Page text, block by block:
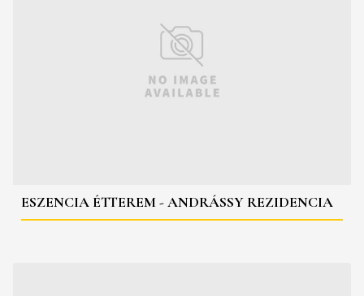
ESZENCIA ÉTTEREM - ANDRÁSSY REZIDENCIA